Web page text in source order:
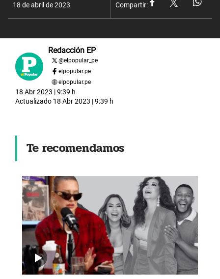
18 de abril de 2023 Compartir:
Redacción EP
@elpopular_pe
elpopular.pe
elpopular.pe
18 Abr 2023 | 9:39 h
Actualizado 18 Abr 2023 | 9:39 h
Te recomendamos